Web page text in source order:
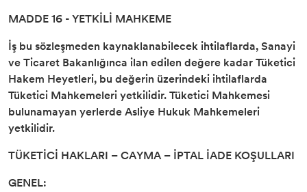
MADDE 16 - YETKİLİ MAHKEME
İş bu sözleşmeden kaynaklanabilecek ihtilaflarda, Sanayi
ve Ticaret Bakanlığınca ilan edilen değere kadar Tüketici
Hakem Heyetleri, bu değerin üzerindeki ihtilaflarda
Tüketici Mahkemeleri yetkilidir. Tüketici Mahkemesi
bulunamayan yerlerde Asliye Hukuk Mahkemeleri
yetkilidir.
TÜKETİCİ HAKLARI – CAYMA – İPTAL İADE KOŞULLARI
GENEL: